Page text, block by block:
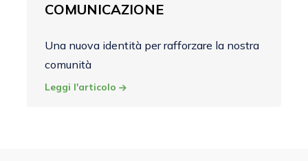
COMUNICAZIONE
Una nuova identità per rafforzare la nostra
comunità
Leggi l'articolo